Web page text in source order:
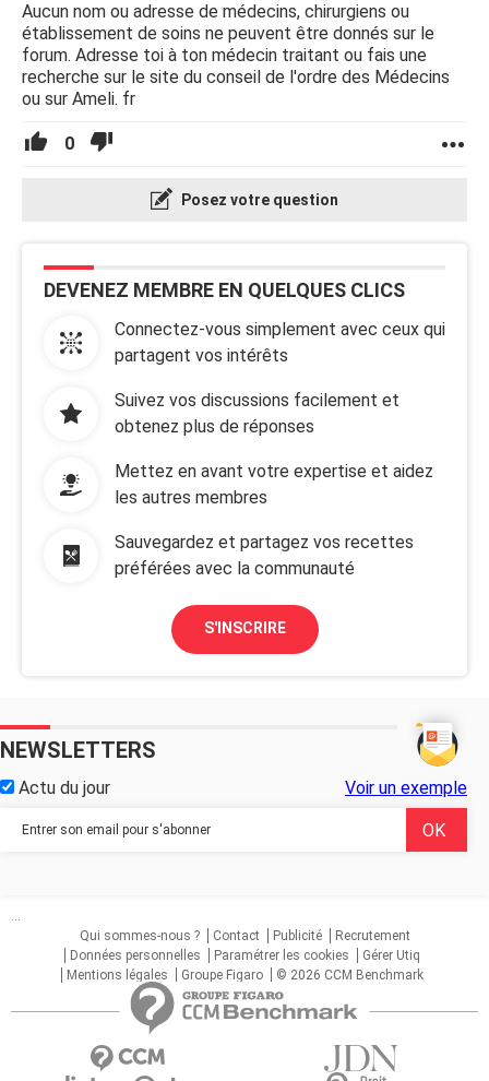
Aucun nom ou adresse de médecins, chirurgiens ou
établissement de soins ne peuvent être donnés sur le
forum. Adresse toi à ton médecin traitant ou fais une
recherche sur le site du conseil de l'ordre des Médecins
ou sur Ameli. fr
0
Posez votre question
DEVENEZ MEMBRE EN QUELQUES CLICS
Connectez-vous simplement avec ceux qui
partagent vos intérêts
Suivez vos discussions facilement et
obtenez plus de réponses
Mettez en avant votre expertise et aidez
les autres membres
Sauvegardez et partagez vos recettes
préférées avec la communauté
S'INSCRIRE
NEWSLETTERS
Actu du jour Voir un exemple
...
Qui sommes-nous ?
Contact Publicité
Recrutement
Données personnelles
Paramétrer les cookies
Gérer Utiq
Mentions légales
Groupe Figaro © 2026 CCM Benchmark